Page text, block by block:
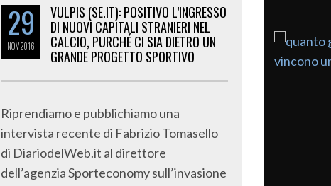
29
NOV2016
VULPIS (SE.IT): POSITIVO L’INGRESSO
DI NUOVI CAPITALI STRANIERI NEL
CALCIO, PURCHÉ CI SIA DIETRO UN
GRANDE PROGETTO SPORTIVO
Riprendiamo e pubblichiamo una
intervista recente di Fabrizio Tomasello
di DiariodelWeb.it al direttore
dell’agenzia Sporteconomy sull’invasione